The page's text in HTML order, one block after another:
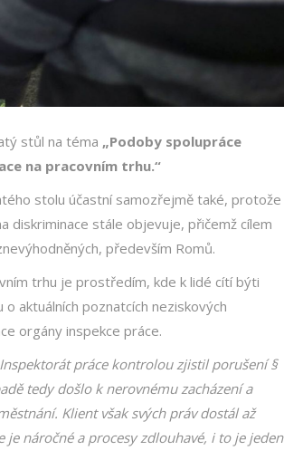
stůl na téma „Podoby spolupráce
na pracovním trhu.“
stolu účastní samozřejmě také, protože
diskriminace stále objevuje, přičemž cílem
především Romů.
trhu je prostředím, kde k lidé cítí býti
aktuálních poznatcích neziskových
orgány inspekce práce.
práce kontrolou zjistil porušení §
tedy došlo k nerovnému zacházení a
Klient však svých práv dostál až
náročné a procesy zdlouhavé, i to je jeden